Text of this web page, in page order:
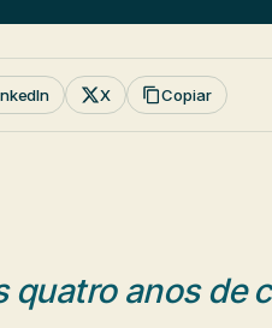
X Copiar
quatro anos de